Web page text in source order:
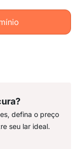
defina o preço
seu lar ideal.